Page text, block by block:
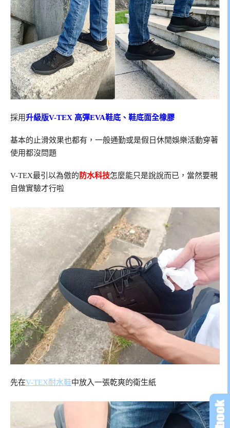
採用升級版V-TEX 高彈EVA鞋底、鞋底面全橡膠
基本的止滑效果也都有，一般通勤或是假日休閒娛樂活動穿著
使用都沒問題
V-TEX最引以為傲的防水科技怎麼能只是說說而已，當然要親
自做實驗才行啦
先在V-TEX耐水鞋中放入一張乾爽的衛生紙